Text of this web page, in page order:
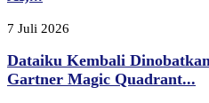
7 Juli 2026
Dataiku Kembali
Gartner Magic Quadrant...